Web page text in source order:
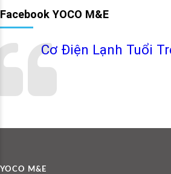
Facebook YOCO M&E
Cơ Điện Lạnh Tuổi
YOCO M&E